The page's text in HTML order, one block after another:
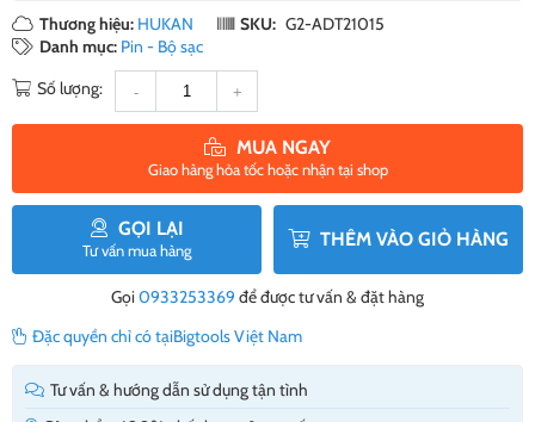
Thương hiệu: HUKAN SKU: G2-ADT21015
Danh mục: Pin - Bộ sạc
Số lượng:
- +
MUA NGAY
Giao hàng hỏa tốc hoặc nhận tại shop
GỌI LẠI
Tư vấn mua hàng THÊM VÀO GIỎ HÀNG
Gọi 0933253369 để được tư vấn & đặt hàng
Đặc quyền chỉ có tạiBigtools Việt Nam
Tư vấn & hướng dẫn sử dụng tận tình